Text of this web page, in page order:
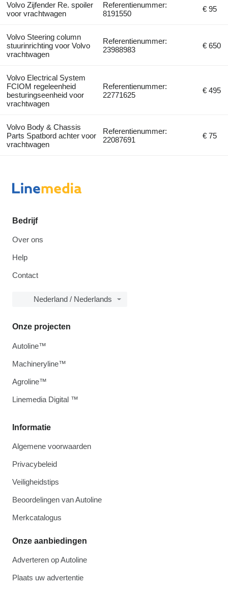
Volvo Zijfender Re. spoiler
voor vrachtwagen
Referentienummer:
8191550
€ 95
Volvo Steering column
stuurinrichting voor Volvo
vrachtwagen
Referentienummer:
23988983
€ 650
Volvo Electrical System
FCIOM regeleenheid
besturingseenheid voor
vrachtwagen
Referentienummer:
22771625
€ 495
Volvo Body & Chassis
Parts Spatbord achter voor
vrachtwagen
Referentienummer:
22087691
€ 75
Bedrijf
Over ons
Help
Contact
Nederland / Nederlands
Informatie
Algemene voorwaarden
Privacybeleid
Veiligheidstips
Beoordelingen van Autoline
Merkcatalogus
Onze aanbiedingen
Adverteren op Autoline
Plaats uw advertentie
Onze projecten
Autoline™
Machineryline™
Agroline™
Linemedia Digital ™